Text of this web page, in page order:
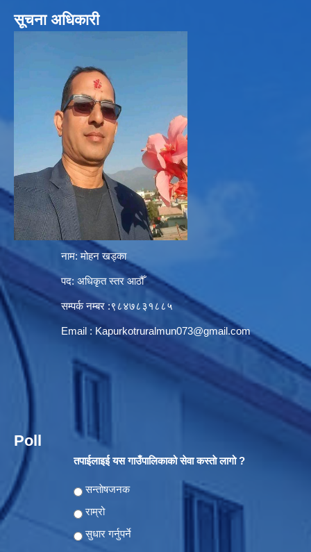
सूचना अधिकारी
नाम: मोहन खड्का
पद: अधिकृत स्तर आठौँ
सम्पर्क नम्बर :९८४७८३१८८५
Email : Kapurkotruralmun073@gmail.com
Poll
तपाईलाइई यस गाउँपालिकाको सेवा कस्ताे लागो ?
Choices
सन्ताेषजनक
राम्रो
सुधार गर्नुपर्ने